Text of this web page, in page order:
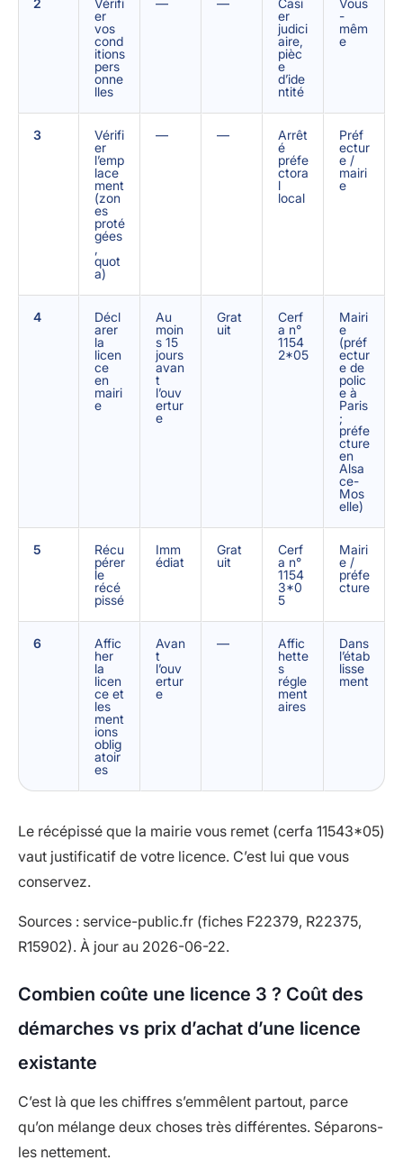
er
vos
cond
itions
pers
onne
lles
er
judici
aire,
pièc
e
d’ide
ntité
-
mêm
e
3
Vérifi
er
l’emp
lace
ment
(zon
es
proté
gées
,
quot
a)
— —
Arrêt
é
préfe
ctora
l
local
Préf
ectur
e /
mairi
e
4
Décl
arer
la
licen
ce
en
mairi
e
Au
moin
s 15
jours
avan
t
l’ouv
ertur
e
Grat
uit
Cerf
a n°
1154
2*05
Mairi
e
(préf
ectur
e de
polic
e à
Paris
;
préfe
cture
en
Alsa
ce-
Mos
elle)
5
Récu
pérer
le
récé
pissé
Imm
édiat
Grat
uit
Cerf
a n°
1154
3*0
5
Mairi
e /
préfe
cture
6
Affic
her
la
licen
ce et
les
ment
ions
oblig
atoir
es
Avan
t
l’ouv
ertur
e
—
Affic
hette
s
régle
ment
aires
Dans
l’étab
lisse
ment
Le récépissé que la mairie vous remet (cerfa 11543*05)
vaut justificatif de votre licence. C’est lui que vous
conservez.
Sources : service-public.fr (fiches F22379, R22375,
R15902). À jour au 2026-06-22.
Combien coûte une licence 3 ? Coût des
démarches vs prix d’achat d’une licence
existante
C’est là que les chiffres s’emmêlent partout, parce
qu’on mélange deux choses très différentes. Séparons-
les nettement.